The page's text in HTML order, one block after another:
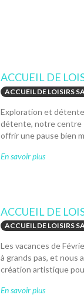
ACCUEIL DE
ACCUEIL DE LOISIRS
Exploration et
détente, notre centre
offrir une pause bien
En savoir plus
ACCUEIL DE
ACCUEIL DE LOISIRS
Les vacances de
à grands pas, et nous
création artistique
En savoir plus